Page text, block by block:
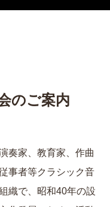
のご案内
奏家、教育家、作曲
事者等クラシック音
織で、昭和40年の設